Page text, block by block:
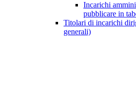
Incarichi
pubblicare in
Titolari di incarichi
generali)